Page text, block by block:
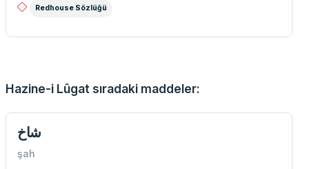
Redhouse Sözlüğü
Hazine-i Lûgat sıradaki maddeler:
شاخ
şah